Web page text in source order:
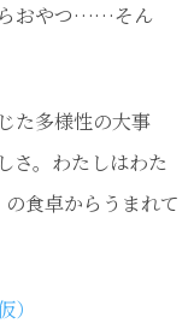
らおやつ……そん
た多様性の大事
さ。わたしはわた
食卓からうまれて